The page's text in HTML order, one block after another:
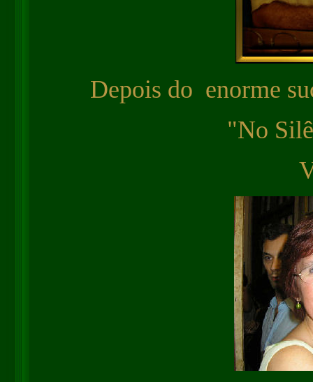
Depois do enorme
"No